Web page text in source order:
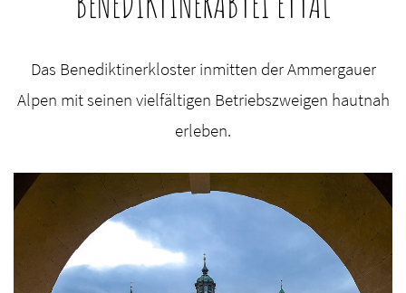
Das Benediktinerkloster inmitten der Ammergauer
Alpen mit seinen vielfältigen Betriebszweigen hautnah
erleben.